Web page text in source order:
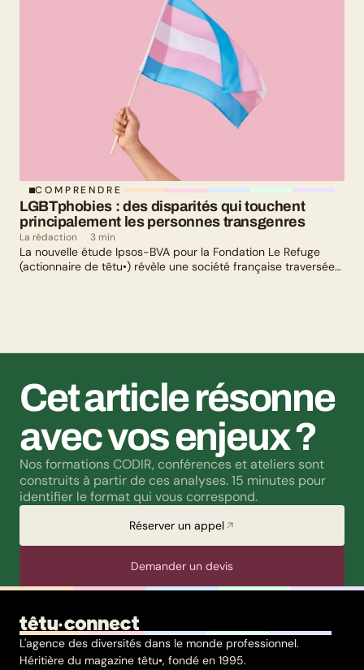
COMPRENDRE
LGBTphobies : des disparités qui touchent
principalement les personnes transgenres
La rédaction 3 min
La nouvelle étude Ipsos-BVA pour la Fondation Le Refuge
(actionnaire de têtu•) révèle une société française traversée
Cet article résonne
avec vos enjeux ?
Nos formations CODIR, conférences et ateliers sont
construits à partir de ces analyses. 15 minutes pour
identifier le format qui vous correspond.
Réserver un appel
Demander un devis
L'agence des diversités dans le monde professionnel.
Héritière du magazine têtu•, fondé en 1995.